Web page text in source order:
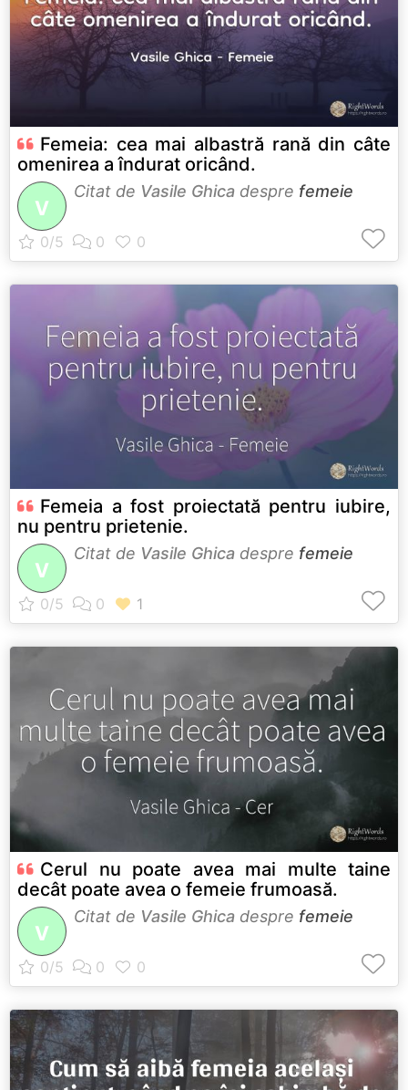
Femeia: cea mai albastră rană din câte
omenirea a îndurat oricând.
V
Citat de Vasile Ghica despre femeie
Femeia a fost proiectată pentru iubire,
nu pentru prietenie.
V
Citat de Vasile Ghica despre femeie
Cerul nu poate avea mai multe taine
decât poate avea o femeie frumoasă.
V
Citat de Vasile Ghica despre femeie